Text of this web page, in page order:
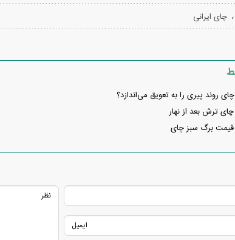
، چای ایرانی
روند پیری را به تعویق می‌اندازد؟
ترش بعد از نهار